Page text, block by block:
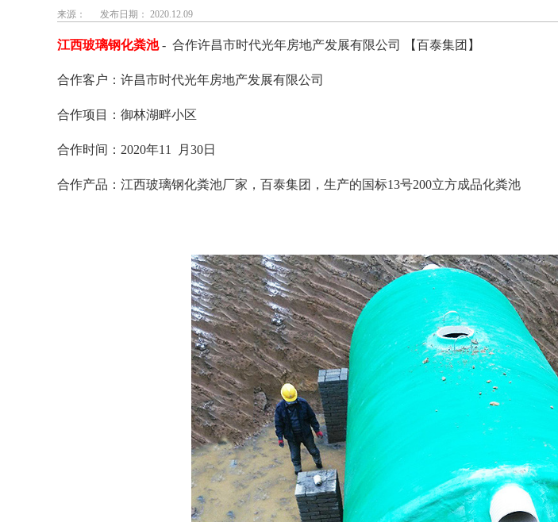
来源： 发布日期： 2020.12.09
江西玻璃钢化粪池 - 合作许昌市时代光年房地产发展有限公司 【百泰集团】
合作客户：许昌市时代光年房地产发展有限公司
合作项目：御林湖畔小区
合作时间： 2020年11 月 30日
合作产品：江西玻璃钢化粪池厂家，百泰集团，生产的国标13号200立方成品化粪池